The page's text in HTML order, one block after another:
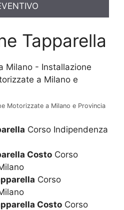
Tapparella
Motorizzate a Milano e Provincia
Corso Indipendenza
Costo Corso
Corso
Costo Corso